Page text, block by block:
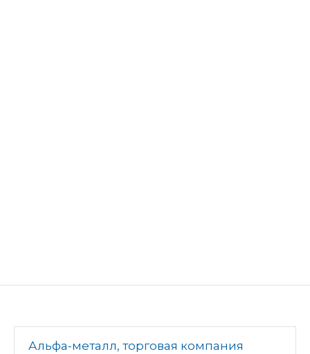
Альфа-металл, торговая компания